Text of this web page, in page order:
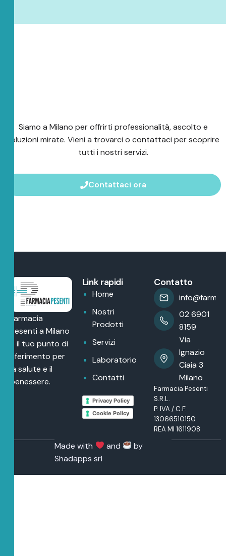
Siamo a Milano per offrirti professionalità, ascolto e
soluzioni mirate. Vieni a trovarci o contattaci per scoprire
tutti i nostri servizi.
Contattaci ora
Farmacia
Pesenti a Milano
è il tuo punto di
riferimento per
la salute e il
benessere.
Link rapidi
Home
Nostri
Prodotti
Servizi
Laboratorio
Contatti
Privacy Policy
Cookie Policy
Contatto
02 6901
8159
Via
Ignazio
Ciaia 3
Milano
Farmacia Pesenti
S.R.L.
P. IVA / C.F.
13066510150
REA MI 1611908
Made with and
by
Shadapps srl